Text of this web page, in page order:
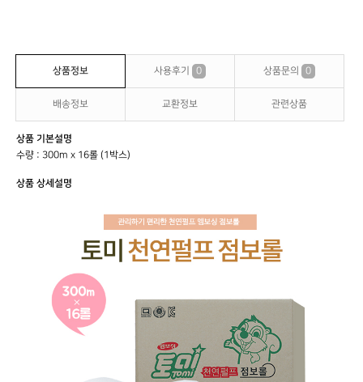
상품정보 사용후기 0 상품문의 0
배송정보 교환정보 관련상품
상품 기본설명
수량 : 300m x 16롤 (1박스)
상품 상세설명